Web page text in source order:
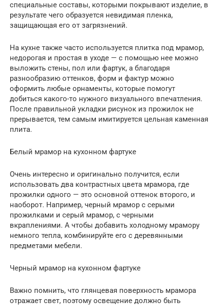
специальные составы, которыми покрывают изделие, в
результате чего образуется невидимая пленка,
защищающая его от загрязнений.
На кухне также часто используется плитка под мрамор,
недорогая и простая в уходе — с помощью нее можно
выложить стены, пол или фартук, а благодаря
разнообразию оттенков, форм и фактур можно
оформить любые орнаменты, которые помогут
добиться какого-то нужного визуального впечатления.
После правильной укладки рисунок из прожилок не
прерывается, тем самым имитируется цельная каменная
плита.
Белый мрамор на кухонном фартуке
Очень интересно и оригинально получится, если
использовать два контрастных цвета мрамора, где
прожилки одного — это основной оттенок второго, и
наоборот. Например, черный мрамор с серыми
прожилками и серый мрамор, с черными
вкраплениями. А чтобы добавить холодному мрамору
немного тепла, комбинируйте его с деревянными
предметами мебели.
Черный мрамор на кухонном фартуке
Важно помнить, что глянцевая поверхность мрамора
отражает свет, поэтому освещение должно быть